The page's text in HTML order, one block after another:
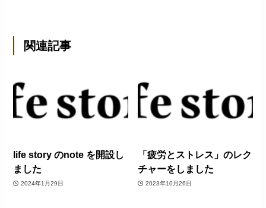
関連記事
life story のnote を開設し
ました
2024年1月29日
「疲労とストレス」のレク
チャーをしました
2023年10月26日